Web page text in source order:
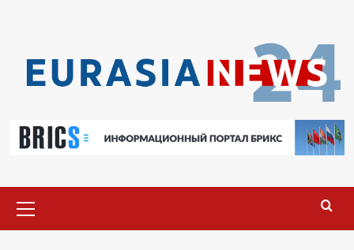
меню